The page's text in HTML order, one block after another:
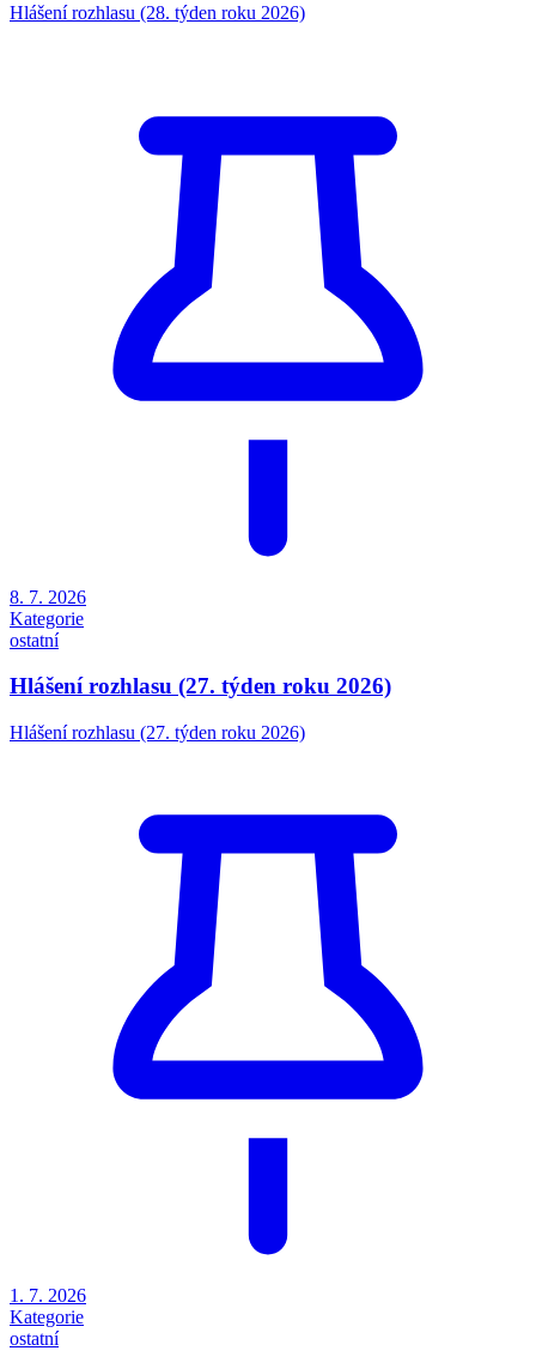
Hlášení rozhlasu (28. týden roku 2026)
8. 7. 2026
Kategorie
ostatní
Hlášení rozhlasu (27. týden roku 2026)
Hlášení rozhlasu (27. týden roku 2026)
1. 7. 2026
Kategorie
ostatní